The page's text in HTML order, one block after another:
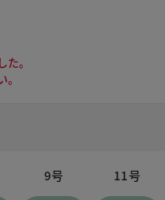
。
9号 11号